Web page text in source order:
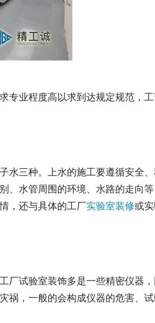
专业程度高以求到达规定规范，
水三种。上水的施工要遵循安全
、水管周围的环境、水路的走向等
，还与具体的工厂实验室装修或
厂试验室装饰多是一些精密仪器
祸，一般的会构成仪器的危害、